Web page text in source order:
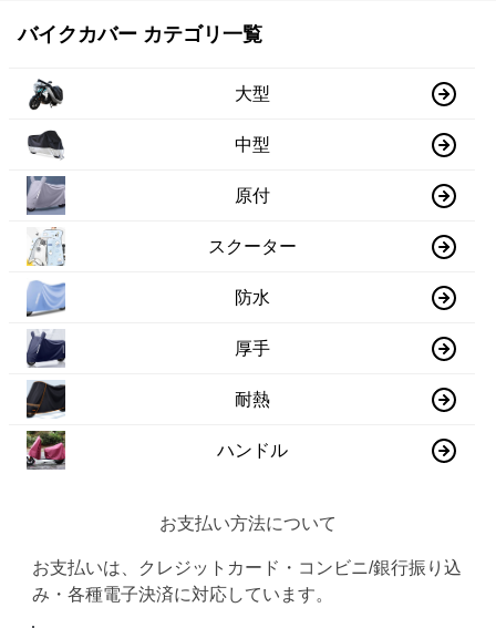
バイクカバー カテゴリ一覧
大型
中型
原付
スクーター
防水
厚手
耐熱
ハンドル
お支払い方法について
お支払いは、クレジットカード・コンビニ/銀行振り込
み・各種電子決済に対応しています。